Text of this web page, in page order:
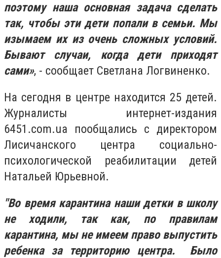
поэтому наша основная задача сделать
так, чтобы эти дети попали в семьи. Мы
изымаем их из очень сложных условий.
Бывают случаи, когда дети приходят
сами», - сообщает Светлана Логвиненко.
На сегодня в центре находится 25 детей.
Журналисты интернет-издания
6451.com.ua пообщались с директором
Лисичанского центра социально-
психологической реабилитации детей
Натальей Юрьевной.
"Во время карантина наши детки в школу
не ходили, так как, по правилам
карантина, мы не имеем право выпустить
ребенка за территорию центра. Было